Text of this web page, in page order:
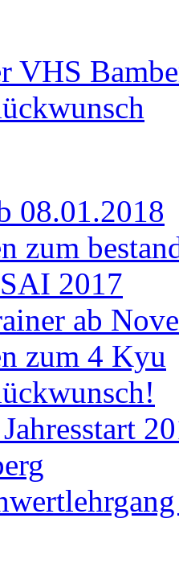
VHS
08.01.2018
zum
2017
ab
zum 4 Kyu